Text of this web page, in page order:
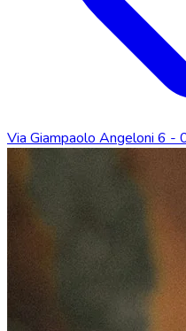
Via Giampaolo Angeloni 6 -